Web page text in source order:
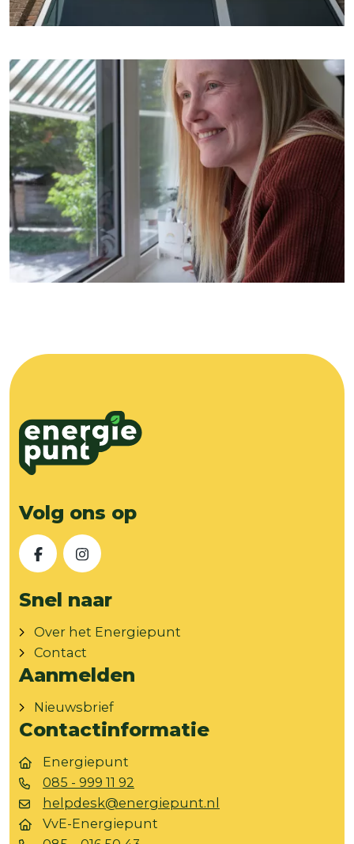
Volg ons op
FacebookInstagram
Snel naar
Over het Energiepunt
Contact
Aanmelden
Nieuwsbrief
Contactinformatie
Energiepunt
085 - 999 11 92
helpdesk@energiepunt.nl
VvE-Energiepunt